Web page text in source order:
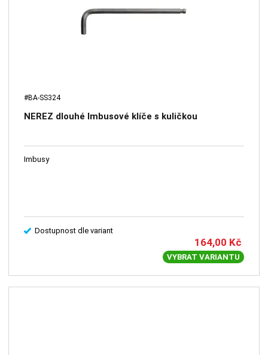
#BA-SS324
NEREZ dlouhé Imbusové klíče s kuličkou
Imbusy
Dostupnost dle variant
164,00 Kč
VYBRAT VARIANTU